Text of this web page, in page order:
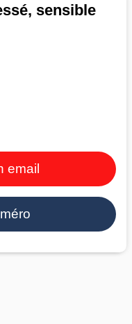
sensible
email